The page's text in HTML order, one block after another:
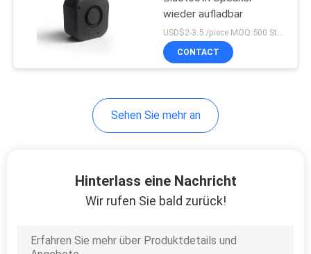
FORDERN
PRIVACY
Hifibluetooth-
26
Verdrahteter Spiel-
Kopfhörer
wieder aufladbar
USD$2-3.5 /piece MOQ:500 Stücke pro Einzelteile
CONTACT
Sehen Sie mehr an
Hinterlass eine Nachricht
Wir rufen Sie bald zurück!